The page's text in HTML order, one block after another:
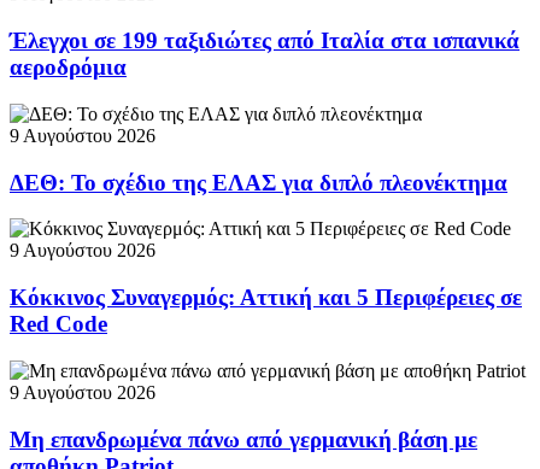
Έλεγχοι σε 199 ταξιδιώτες από Ιταλία στα ισπανικά
αεροδρόμια
9 Αυγούστου 2026
ΔΕΘ: Το σχέδιο της ΕΛΑΣ για διπλό πλεονέκτημα
9 Αυγούστου 2026
Κόκκινος Συναγερμός: Αττική και 5 Περιφέρειες σε
Red Code
9 Αυγούστου 2026
Μη επανδρωμένα πάνω από γερμανική βάση με